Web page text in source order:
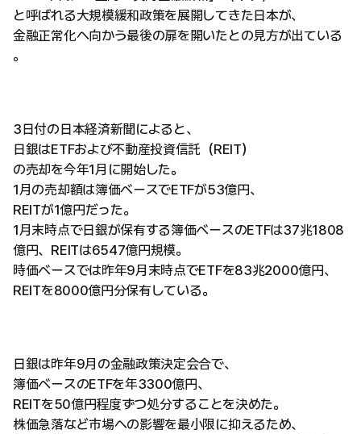
と呼ばれる大規模緩和政策を展開してきた日本が、
金融正常化へ向かう最後の扉を開いたとの見方が出ている
。
3日付の日本経済新聞によると、
日銀はETFおよび不動産投資信託（REIT）
の売却を今年1月に開始した。
1月の売却額は簿価ベースでETFが53億円、
REITが1億円だった。
1月末時点で日銀が保有する簿価ベースのETFは37兆1808
億円、REITは6547億円規模。
時価ベースでは昨年9月末時点でETFを83兆2000億円、
REITを8000億円分保有している。
日銀は昨年9月の金融政策決定会合で、
簿価ベースのETFを年3300億円、
REITを50億円程度ずつ処分することを決めた。
株価急落など市場への影響を最小限に抑えるため、